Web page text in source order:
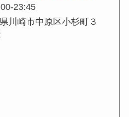
23:45
川崎市中原区小杉町３